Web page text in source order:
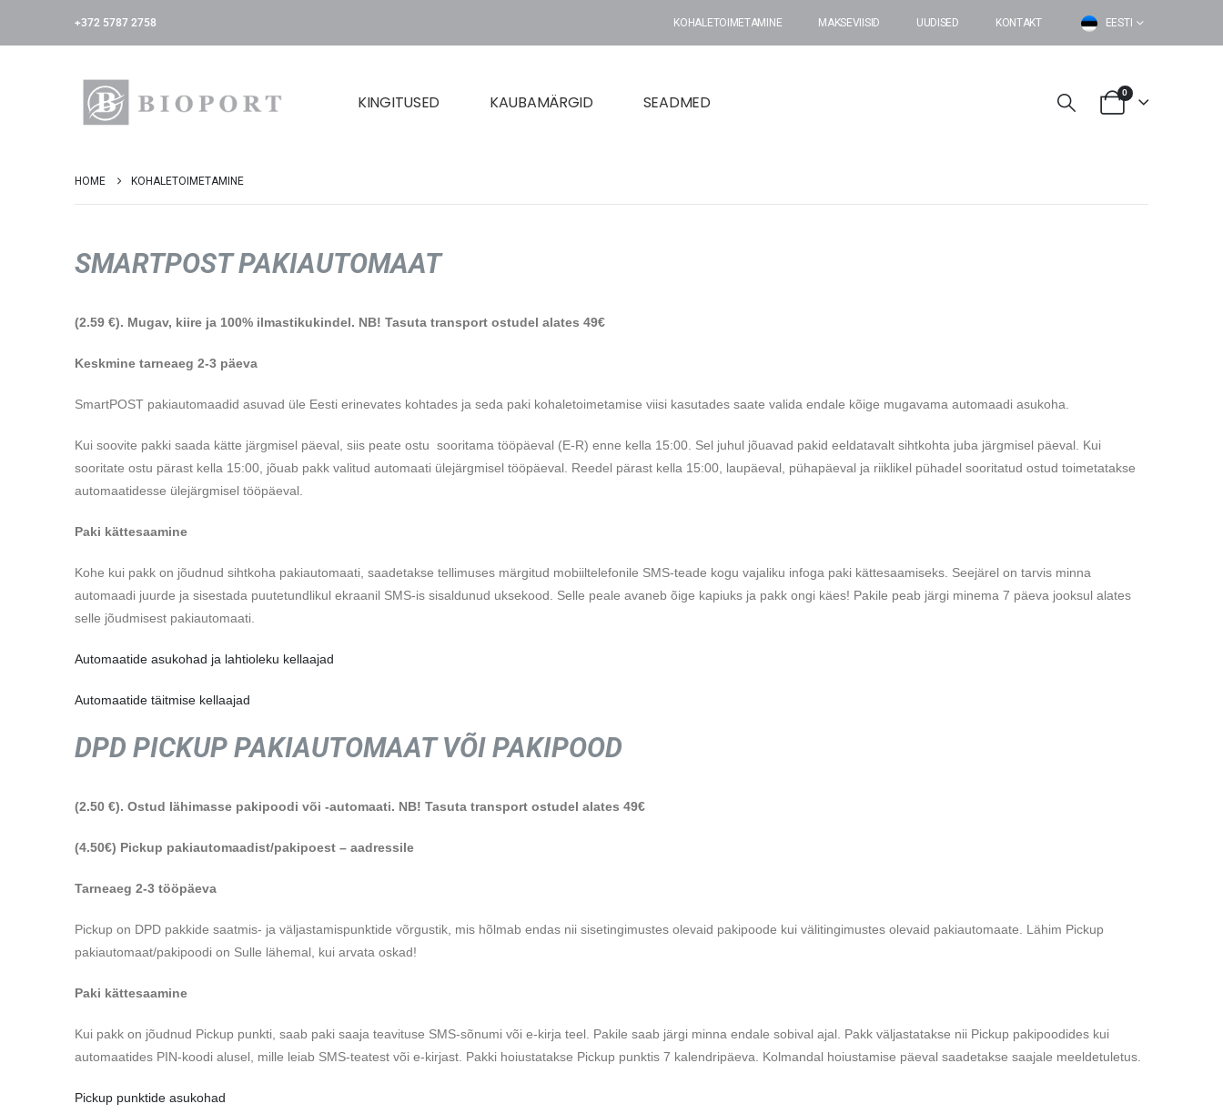
+372 5787 2758 KOHALETOIMETAMINE MAKSEVIISID UUDISED KONTAKT EESTI
KINGITUSED KAUBAMÄRGID SEADMED 0
HOME KOHALETOIMETAMINE
SMARTPOST PAKIAUTOMAAT
(2.59 €). Mugav, kiire ja 100% ilmastikukindel. NB! Tasuta transport ostudel alates 49€
Keskmine tarneaeg 2-3 päeva
SmartPOST pakiautomaadid asuvad üle Eesti erinevates kohtades ja seda paki kohaletoimetamise viisi kasutades saate valida endale kõige mugavama automaadi asukoha.
Kui soovite pakki saada kätte järgmisel päeval, siis peate ostu sooritama tööpäeval (E-R) enne kella 15:00. Sel juhul jõuavad pakid eeldatavalt sihtkohta juba järgmisel päeval. Kui
sooritate ostu pärast kella 15:00, jõuab pakk valitud automaati ülejärgmisel tööpäeval. Reedel pärast kella 15:00, laupäeval, pühapäeval ja riiklikel pühadel sooritatud ostud toimetatakse
automaatidesse ülejärgmisel tööpäeval.
Paki kättesaamine
Kohe kui pakk on jõudnud sihtkoha pakiautomaati, saadetakse tellimuses märgitud mobiiltelefonile SMS-teade kogu vajaliku infoga paki kättesaamiseks. Seejärel on tarvis minna
automaadi juurde ja sisestada puutetundlikul ekraanil SMS-is sisaldunud uksekood. Selle peale avaneb õige kapiuks ja pakk ongi käes! Pakile peab järgi minema 7 päeva jooksul alates
selle jõudmisest pakiautomaati.
Automaatide asukohad ja lahtioleku kellaajad
Automaatide täitmise kellaajad
DPD PICKUP PAKIAUTOMAAT VÕI PAKIPOOD
(2.50 €). Ostud lähimasse pakipoodi või -automaati. NB! Tasuta transport ostudel alates 49€
(4.50€) Pickup pakiautomaadist/pakipoest – aadressile
Tarneaeg 2-3 tööpäeva
Pickup on DPD pakkide saatmis- ja väljastamispunktide võrgustik, mis hõlmab endas nii sisetingimustes olevaid pakipoode kui välitingimustes olevaid pakiautomaate. Lähim Pickup
pakiautomaat/pakipoodi on Sulle lähemal, kui arvata oskad!
Paki kättesaamine
Kui pakk on jõudnud Pickup punkti, saab paki saaja teavituse SMS-sõnumi või e-kirja teel. Pakile saab järgi minna endale sobival ajal. Pakk väljastatakse nii Pickup pakipoodides kui
automaatides PIN-koodi alusel, mille leiab SMS-teatest või e-kirjast. Pakki hoiustatakse Pickup punktis 7 kalendripäeva. Kolmandal hoiustamise päeval saadetakse saajale meeldetuletus.
Pickup punktide asukohad